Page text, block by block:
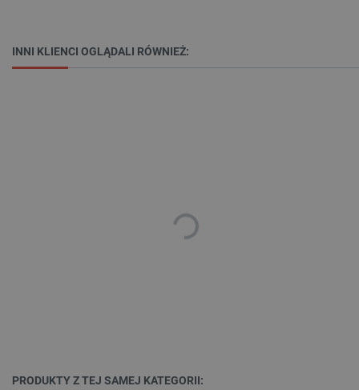
INNI KLIENCI OGLĄDALI RÓWNIEŻ:
PRODUKTY Z TEJ SAMEJ KATEGORII:
Niezbędne pliki cookie umożliwiają korzystanie z